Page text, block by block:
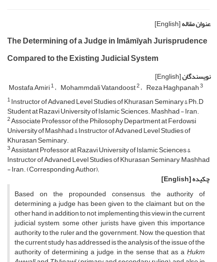
عنوان مقاله[English]
The Determining of a Judge in Imāmīyah Jurisprudence
Compared to the Existing Judicial System
نویسندگان[English]
Mostafa Amiri1 Mohammdali Vatandoost2 Reza Haghpanah3
1Instructor of Advaned Level Studies of Khurasan Seminary & Ph.D
Student at Razavi University of Islamic Sciences. Mashhad - Iran.
2Associate Professor of the Philosophy Department at Ferdowsi
University of Mashhad & Instructor of Advaned Level Studies of
Khurasan Seminary.
3Assistant Professor at Razavi University of Islamic Sciences &
Instructor of Advaned Level Studies of Khurasan Seminary, Mashhad
- Iran. (Corresponding Author);
چکیده[English]
Based on the propounded consensus, the authority of
determining a judge has been given to the claimant, but on the
other hand, in addition to not implementing this view in the current
judicial system, some other jurists have given this importance
authority to the ruler and the government. Now, the question that
the current study has addressed is the analysis of the issue of the
authority of determining a judge, in the sense that as aḤukm